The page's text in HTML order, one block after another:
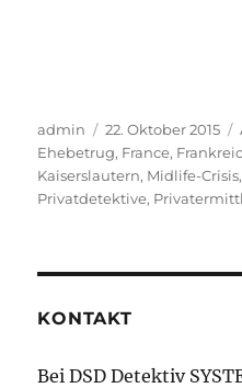
Autor
admin
Veröffentlicht
am
22. Oktober 2015
Ehebetrug, France,
Kaiserslautern, Midlife-Crisis,
Privatdetektive,
KONTAKT
Bei DSD Detektiv